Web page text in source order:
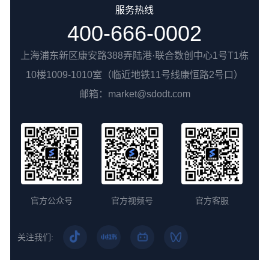
服务热线
400-666-0002
上海浦东新区康安路388弄陆港·联合数创中心1号T1栋
10楼1009-1010室（临近地铁11号线康恒路2号口）
邮箱：market@sdodt.com
官方公众号 官方视频号 官方客服
关注我们: